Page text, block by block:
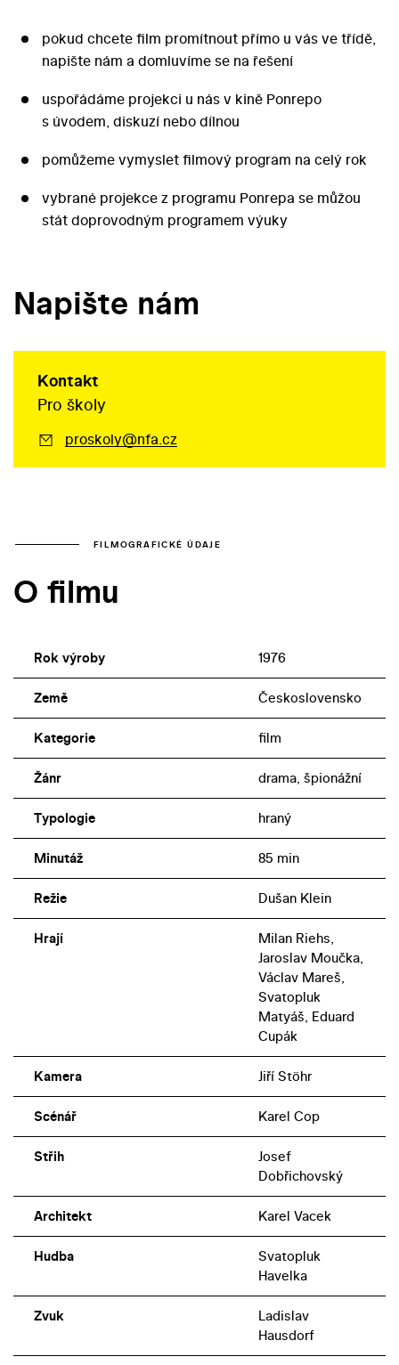
pokud chcete film promítnout přímo u vás ve třídě,
napište nám a domluvíme se na řešení
uspořádáme projekci u nás v kině Ponrepo
s úvodem, diskuzí nebo dílnou
pomůžeme vymyslet filmový program na celý rok
vybrané projekce z programu Ponrepa se můžou
stát doprovodným programem výuky
Napište nám
Kontakt
Pro školy
proskoly@nfa.cz
FILMOGRAFICKÉ ÚDAJE
O filmu
Rok výroby 1976
Země Československo
Kategorie film
Žánr drama, špionážní
Typologie hraný
Minutáž 85 min
Režie Dušan Klein
Hrají
Milan Riehs,
Jaroslav Moučka,
Václav Mareš,
Svatopluk
Matyáš, Eduard
Cupák
Kamera Jiří Stöhr
Scénář Karel Cop
Střih
Josef
Dobřichovský
Architekt Karel Vacek
Hudba
Svatopluk
Havelka
Zvuk
Ladislav
Hausdorf